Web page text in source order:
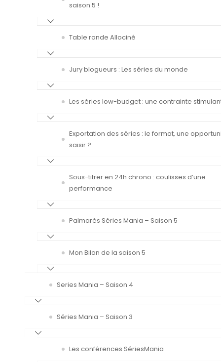
saison 5 !
Table ronde Allociné
Jury blogueurs : Les séries du monde
Les séries low-budget : une contrainte
Exportation des séries : le format, une
saisir ?
Sous-titrer en 24h chrono : coulisses d’une
performance
Palmarès Séries Mania – Saison 5
Mon Bilan de la saison 5
Series Mania – Saison 4
Séries Mania – Saison 3
Les conférences SériesMania